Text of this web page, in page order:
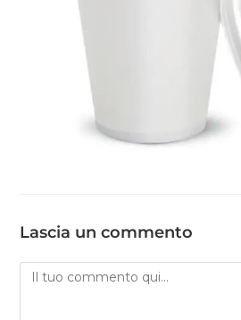
Lascia un commento